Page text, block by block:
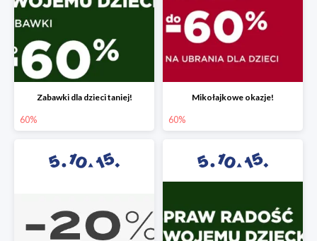
Zabawki dla dzieci taniej!
60%
Mikołajkowe okazje!
60%